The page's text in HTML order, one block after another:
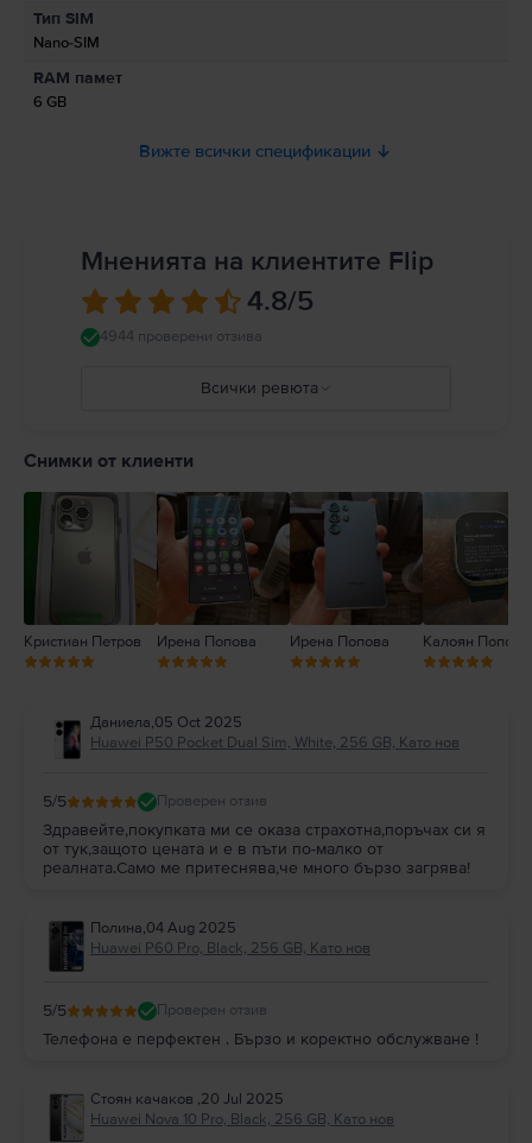
Информация относно предупрежденията за безопасност
свързани с продукта.
Тип SIM
Nano-SIM
RAM памет
6 GB
Вижте всички спецификации
Мненията на клиентите Flip
4.8/5
4944 проверени отзива
Всички ревюта
Снимки от клиенти
Кристиан Петров Ирена Попова Ирена Попова Калоян Попов
Даниела,05 Oct 2025
Huawei P50 Pocket Dual Sim, White, 256 GB, Като нов
5/5 Проверен отзив
Здравейте,покупката ми се оказа страхотна,поръчах си я
от тук,защото цената и е в пъти по-малко от
реалната.Само ме притеснява,че много бързо загрява!
Полина,04 Aug 2025
Huawei P60 Pro, Black, 256 GB, Като нов
5/5 Проверен отзив
Телефона е перфектен . Бързо и коректно обслужване !
Стоян качаков ,20 Jul 2025
Huawei Nova 10 Pro, Black, 256 GB, Като нов